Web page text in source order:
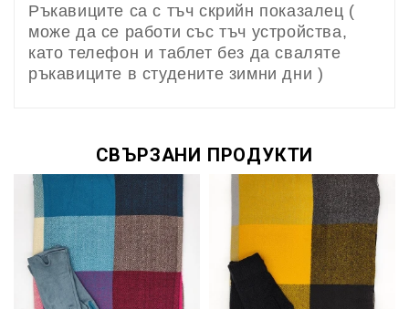
Ръкавиците са с тъч скрийн показалец (
може да се работи със тъч устройства,
като телефон и таблет без да сваляте
ръкавиците в студените зимни дни )
СВЪРЗАНИ ПРОДУКТИ